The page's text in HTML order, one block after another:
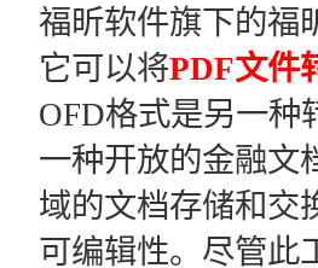
福昕软件旗下的福
它可以将PDF文件
OFD格式是另一种
一种开放的金融文
域的文档存储和交
可编辑性。尽管此